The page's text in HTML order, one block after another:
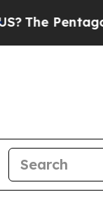
Is Posting